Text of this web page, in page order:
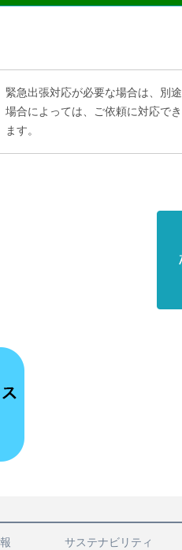
緊急出張対応が必要な場合は、別
場合によっては、ご依頼に対応で
ます。
サステナビリティ